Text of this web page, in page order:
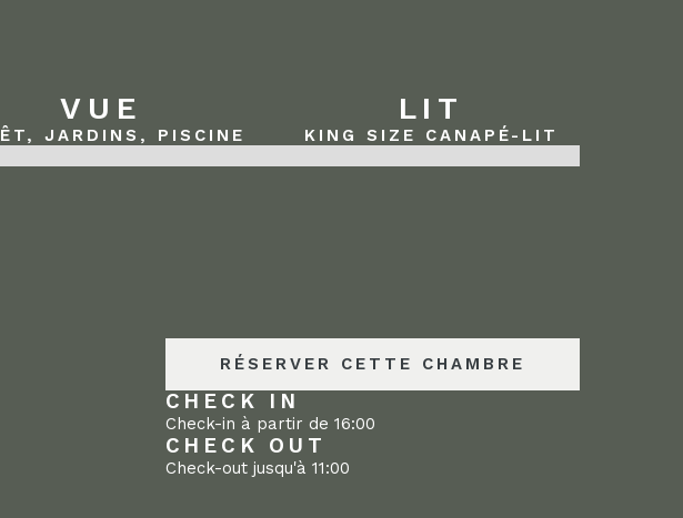
VUE
JARDINS, PISCINE
LIT
KING SIZE CANAPÉ-LIT
RÉSERVER CETTE CHAMBRE
CHECK IN
Check-in à partir de 16:00
CHECK OUT
Check-out jusqu'à 11:00